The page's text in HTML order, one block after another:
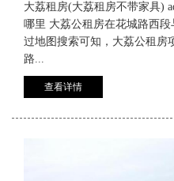
大荔租房(大荔租房不带家具)
哪里 大荔公租房在花城路西
过地图搜索可知，大荔公租房
路...
查看详情